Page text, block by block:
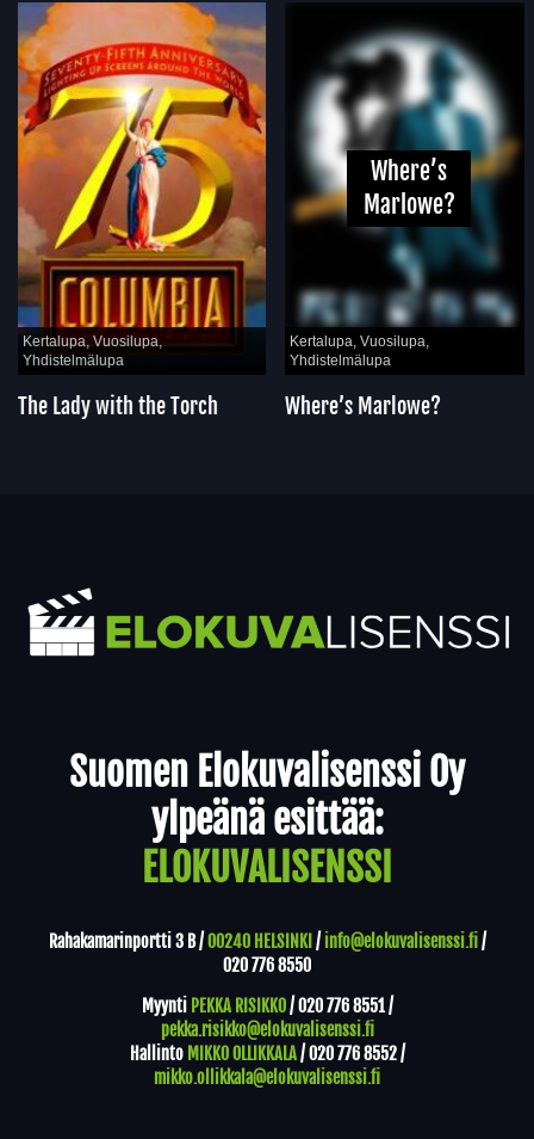
Kertalupa, Vuosilupa,
Yhdistelmälupa
The Lady with the Torch
Where’s
Marlowe?
Kertalupa, Vuosilupa,
Yhdistelmälupa
Where’s Marlowe?
Suomen Elokuvalisenssi Oy
ylpeänä esittää:
ELOKUVALISENSSI
Rahakamarinportti 3 B /00240 HELSINKI / info@elokuvalisenssi.fi/
020 776 8550
Myynti PEKKA RISIKKO/020 776 8551/
pekka.risikko@elokuvalisenssi.fi
Hallinto MIKKO OLLIKKALA/020 776 8552/
mikko.ollikkala@elokuvalisenssi.fi